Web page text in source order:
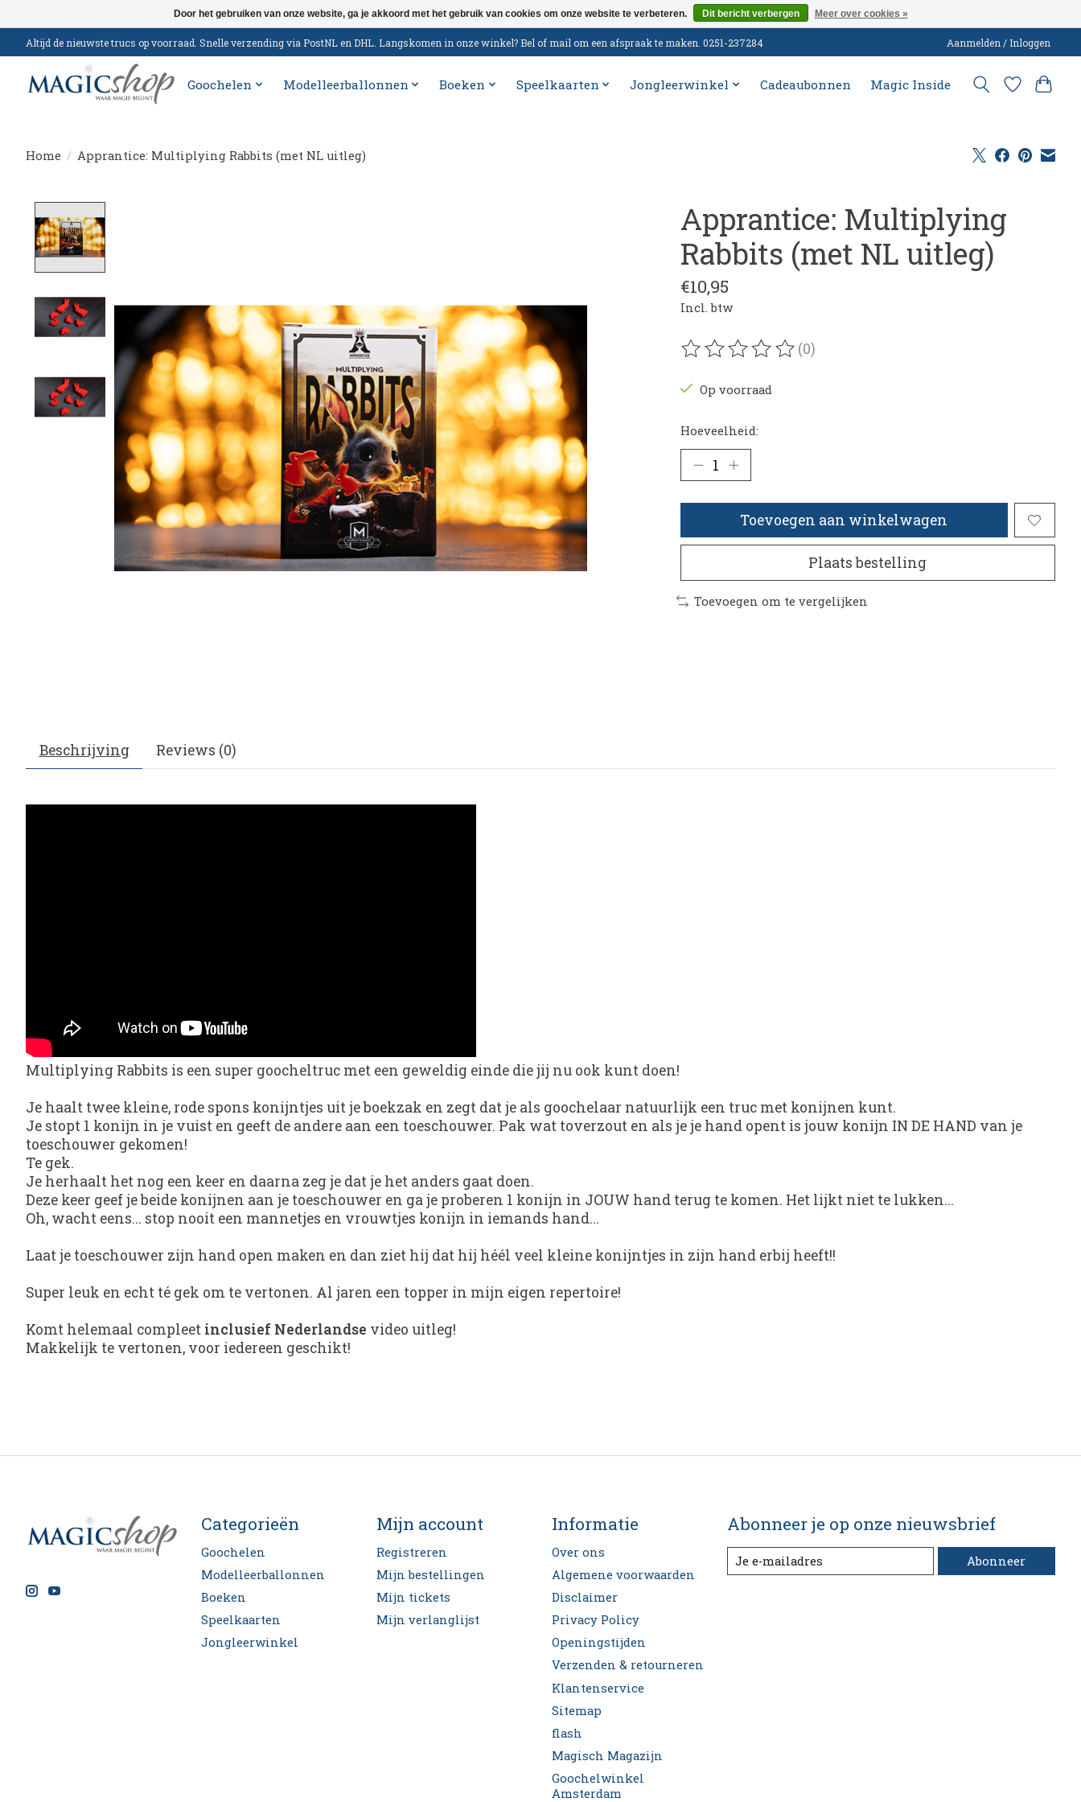
Altijd de nieuwste trucs op voorraad. Snelle verzending via PostNL en DHL. Langskomen in onze winkel? Bel of mail om een afspraak te maken. 0251-237284 Aanmelden / Inloggen
Goochelen Modelleerballonnen Boeken Speelkaarten Jongleerwinkel Cadeaubonnen Magic Inside
Home / Apprantice: Multiplying Rabbits (met NL uitleg)
Apprantice: Multiplying
Rabbits (met NL uitleg)
€10,95
Incl. btw
De beoordeling van dit product is
(0)
Op voorraad
Hoeveelheid:
Toevoegen aan winkelwagen
Plaats bestelling
Toevoegen om te vergelijken
Beschrijving Reviews (0)
Multiplying Rabbits is een super goocheltruc met een geweldig einde die jij nu ook kunt doen!
Je haalt twee kleine, rode spons konijntjes uit je boekzak en zegt dat je als goochelaar natuurlijk een truc met konijnen kunt.
Je stopt 1 konijn in je vuist en geeft de andere aan een toeschouwer. Pak wat toverzout en als je je hand opent is jouw konijn IN DE HAND van je
toeschouwer gekomen!
Te gek.
Je herhaalt het nog een keer en daarna zeg je dat je het anders gaat doen.
Deze keer geef je beide konijnen aan je toeschouwer en ga je proberen 1 konijn in JOUW hand terug te komen. Het lijkt niet te lukken...
Oh, wacht eens... stop nooit een mannetjes en vrouwtjes konijn in iemands hand...
Laat je toeschouwer zijn hand open maken en dan ziet hij dat hij héél veel kleine konijntjes in zijn hand erbij heeft!!
Super leuk en echt té gek om te vertonen. Al jaren een topper in mijn eigen repertoire!
Komt helemaal compleet inclusief Nederlandse video uitleg!
Makkelijk te vertonen, voor iedereen geschikt!
Categorieën
Goochelen
Modelleerballonnen
Boeken
Speelkaarten
Jongleerwinkel
Mijn account
Registreren
Mijn bestellingen
Mijn tickets
Mijn verlanglijst
Informatie
Over ons
Algemene voorwaarden
Disclaimer
Privacy Policy
Openingstijden
Verzenden & retourneren
Klantenservice
Sitemap
flash
Magisch Magazijn
Goochelwinkel
Amsterdam
Abonneer je op onze nieuwsbrief
Abonneer
Door het gebruiken van onze website, ga je akkoord met het gebruik van cookies om onze website te verbeteren. Dit bericht verbergen Meer over cookies »